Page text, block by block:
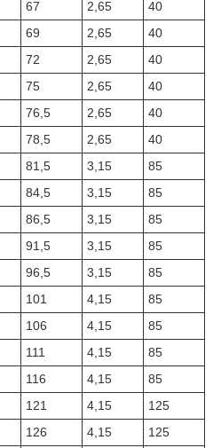
67 2,65
40
69 2,65
40
72 2,65
40
75 2,65
40
76,5 2,65
40
78,5 2,65
40
81,5 3,15
85
84,5 3,15
85
86,5 3,15
85
91,5 3,15
85
96,5 3,15
85
101 4,15
85
106 4,15
85
111 4,15
85
116 4,15
85
121 4,15
125
126 4,15
125